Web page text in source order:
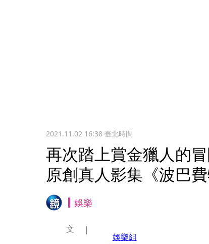
2021.11.02 16:38臺北時間
再次踏上賞金獵人的
原創真人影集《波巴費
娛樂
文
娛樂組